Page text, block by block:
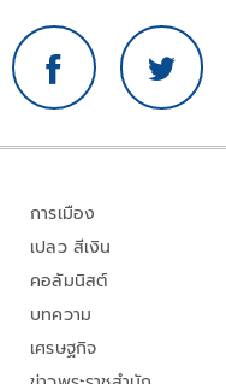
การเมือง
เปลว สีเงิน
คอลัมนิสต์
บทความ
เศรษฐกิจ